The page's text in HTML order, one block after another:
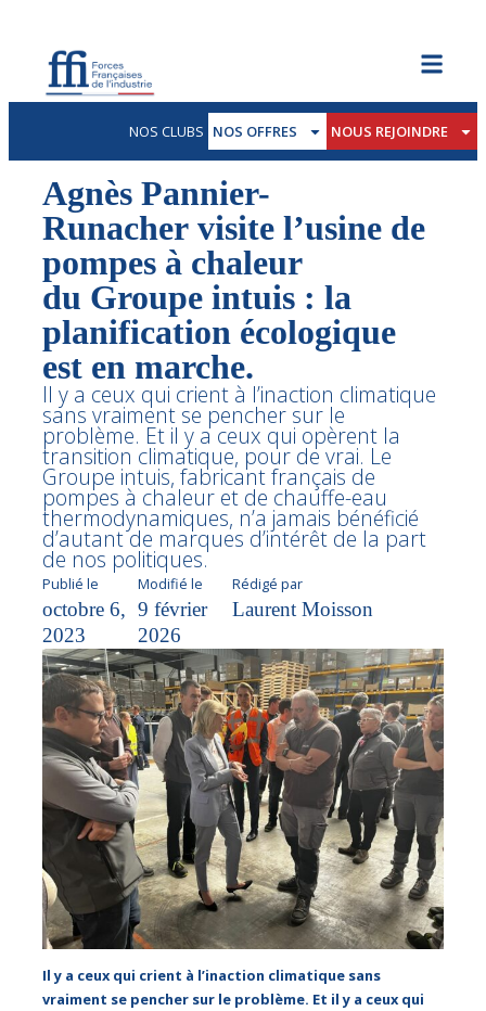
NOS CLUBS NOS OFFRES NOUS REJOINDRE
Agnès Pannier-
Runacher visite l’usine de
pompes à chaleur
du Groupe intuis : la
planification écologique
est en marche.
Il y a ceux qui crient à l’inaction climatique
sans vraiment se pencher sur le
problème. Et il y a ceux qui opèrent la
transition climatique, pour de vrai. Le
Groupe intuis, fabricant français de
pompes à chaleur et de chauffe-eau
thermodynamiques, n’a jamais bénéficié
d’autant de marques d’intérêt de la part
de nos politiques.
Publié le
octobre 6,
2023
Modifié le
9 février
2026
Rédigé par
Laurent Moisson
Il y a ceux qui crient à l’inaction climatique sans
vraiment se pencher sur le problème. Et il y a ceux qui